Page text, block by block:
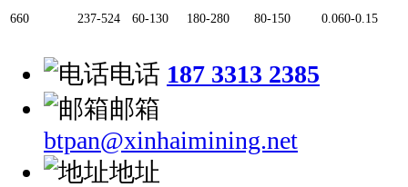
660 237-524 60-130 180-280 80-150 0.060-0.15
电话 187 3313 2385
邮箱
btpan@xinhaimining.net
地址